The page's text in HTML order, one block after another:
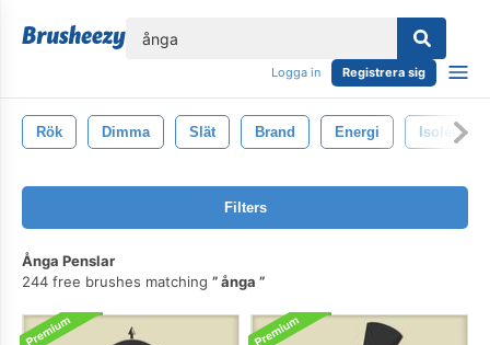
Logga in Registrera sig
Rök Dimma Slät Brand Energi Isolerat
Filters
Ånga Penslar
244 free brushes matching
ånga